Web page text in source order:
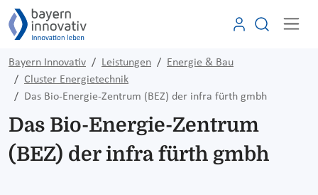
Bayern Innovativ Leistungen
Energie & Bau
Cluster Energietechnik
Das Bio-Energie-Zentrum (BEZ) der infra fürth gmbh
Das Bio-Energie-Zentrum
(BEZ) der infra fürth gmbh